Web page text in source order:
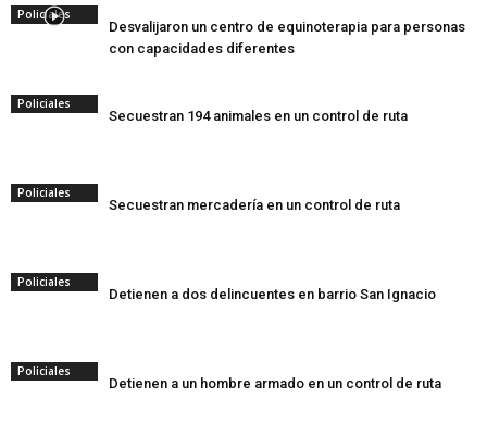
Policiales
Desvalijaron un centro de equinoterapia para personas
con capacidades diferentes
Policiales
Secuestran 194 animales en un control de ruta
Policiales
Secuestran mercadería en un control de ruta
Policiales
Detienen a dos delincuentes en barrio San Ignacio
Policiales
Detienen a un hombre armado en un control de ruta